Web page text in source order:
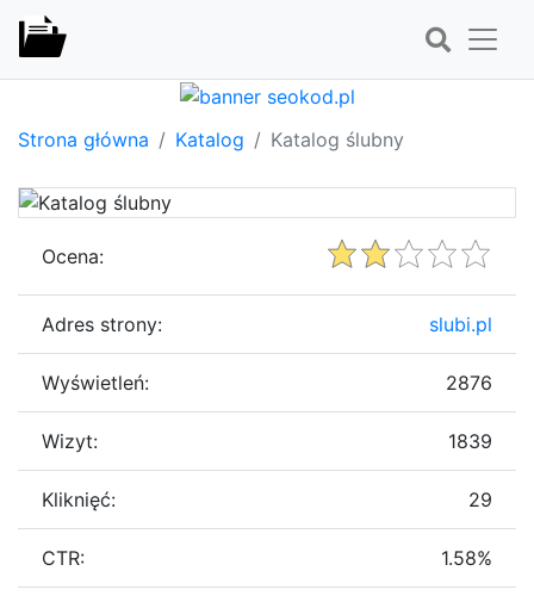
Strona główna Katalog Katalog ślubny
Ocena:
Adres strony: slubi.pl
Wyświetleń: 2876
Wizyt: 1839
Kliknięć: 29
CTR: 1.58%